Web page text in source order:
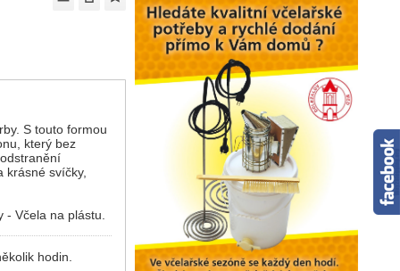
S touto formou
který bez
krásné svíčky,
Včela na plástu.
hodin.